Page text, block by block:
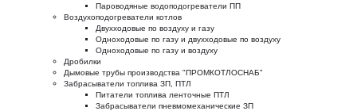
Пароводяные водоподогреватели ПП
Воздухоподогреватели котлов
Двухходовые по воздуху и газу
Одноходовые по газу и двухходовые по воздуху
Одноходовые по газу и воздуху
Дробилки
Дымовые трубы производства "ПРОМКОТЛОСНАБ"
Забрасыватели топлива ЗП, ПТЛ
Питатели топлива ленточные ПТЛ
Забрасыватели пневмомеханические ЗП